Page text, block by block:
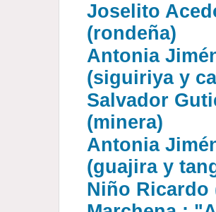
Joselito
(rondeña)
Antonia
(siguiriya y
Salvador
(minera)
Antonia
(guajira y
Niño Ricardo